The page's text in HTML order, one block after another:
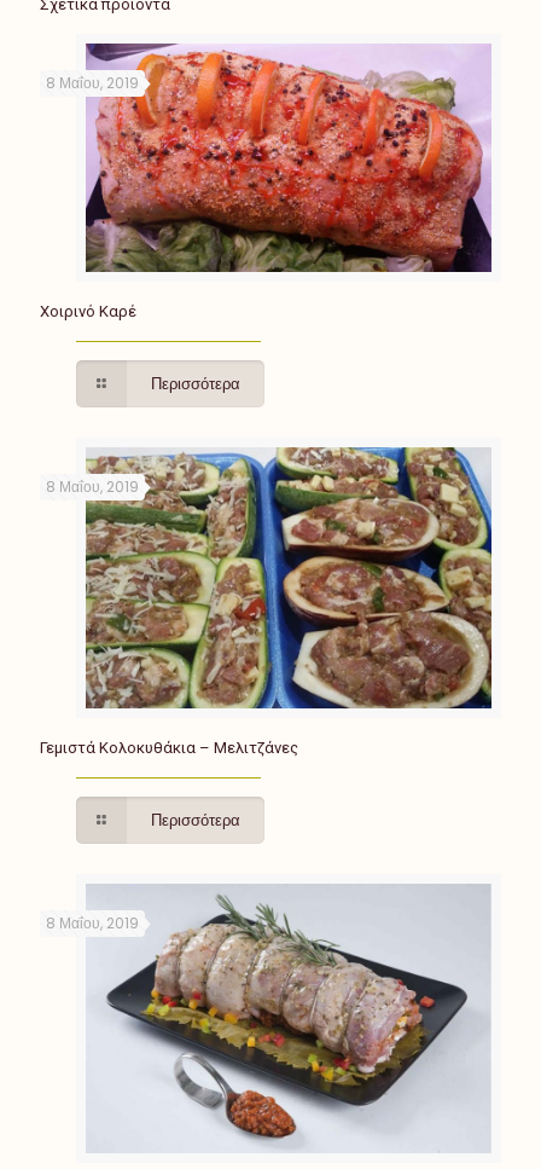
Σχετικά προϊόντα
8 Μαΐου, 2019
Χοιρινό Καρέ
Περισσότερα
8 Μαΐου, 2019
Γεμιστά Κολοκυθάκια – Μελιτζάνες
Περισσότερα
8 Μαΐου, 2019